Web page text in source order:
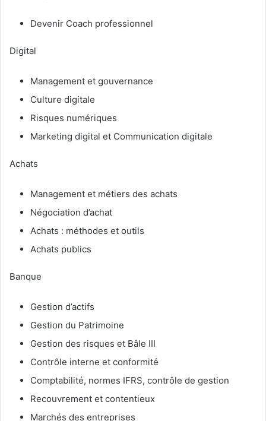
Devenir Coach professionnel
Digital
Management et gouvernance
Culture digitale
Risques numériques
Marketing digital et Communication digitale
Achats
Management et métiers des achats
Négociation d’achat
Achats : méthodes et outils
Achats publics
Banque
Gestion d’actifs
Gestion du Patrimoine
Gestion des risques et Bâle III
Contrôle interne et conformité
Comptabilité, normes IFRS, contrôle de gestion
Recouvrement et contentieux
Marchés des entreprises